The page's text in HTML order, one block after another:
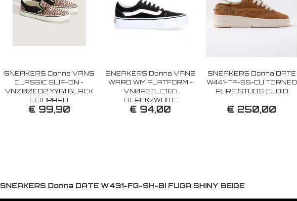
SNEAKERS Donna VANS
CLASSIC SLIP-ON -
VN000ED2 YY61 BLACK
LEIOPARD
€ 99,90
SNEAKERS Donna VANS
WARD WM PLATFORM -
VN0A3TLC187
BLACK/WHITE
€ 94,00
SNEAKERS Donna DATE
W441-TP-SS-CU TORNEO
PURE STUDS CUOIO
€ 250,00
SNEAKERS Donna DATE W431-FG-SH-BI FUGA SHINY BEIGE